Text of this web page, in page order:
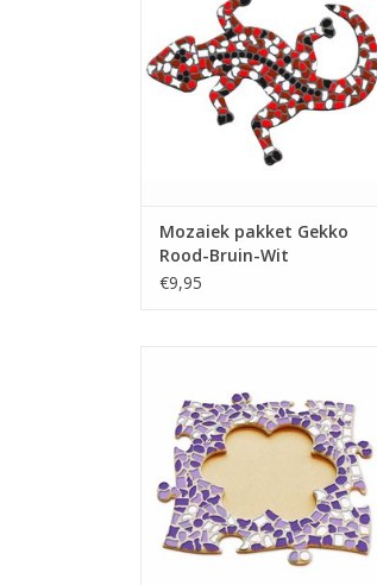
TOEVOEGEN AAN WINKELWAGEN
Mozaiek pakket Gekko
Rood-Bruin-Wit
€9,95
TOEVOEGEN AAN WINKELWAGEN